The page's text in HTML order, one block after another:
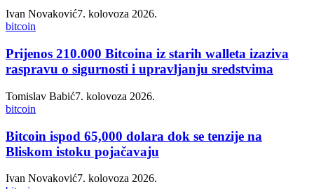
Ivan Novaković7. kolovoza 2026.
bitcoin
Prijenos 210.000 Bitcoina iz starih walleta izaziva
raspravu o sigurnosti i upravljanju sredstvima
Tomislav Babić7. kolovoza 2026.
bitcoin
Bitcoin ispod 65,000 dolara dok se tenzije na
Bliskom istoku pojačavaju
Ivan Novaković7. kolovoza 2026.